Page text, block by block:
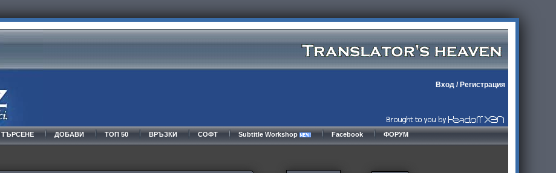
Вход/ Регистрация
ТЪРСЕНЕ ДОБАВИ ТОП 50 ВРЪЗКИ СОФТ Subtitle Workshop Facebook ФОРУМ